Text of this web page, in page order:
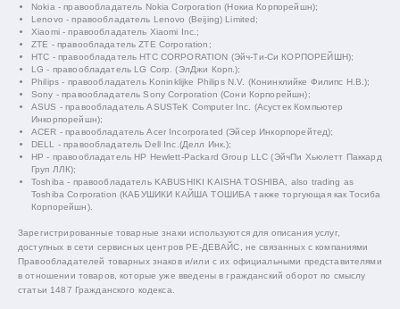
Nokia - правообладатель Nokia Corporation (Нокиа Корпорейшн);
Lenovo - правообладатель Lenovo (Beijing) Limited;
Xiaomi - правообладатель Xiaomi Inc.;
ZTE - правообладатель ZTE Corporation;
HTC - правообладатель HTC CORPORATION (Эйч-Ти-Си КОРПОРЕЙШН);
LG - правообладатель LG Corp. (ЭлДжи Корп.);
Philips - правообладатель Koninklijke Philips N.V. (Конинклийке Филипс Н.В.);
Sony - правообладатель Sony Corporation (Сони Корпорейшн);
ASUS - правообладатель ASUSTeK Computer Inc. (Асустек Компьютер
Инкорпорейшн);
ACER - правообладатель Acer Incorporated (Эйсер Инкорпорейтед);
DELL - правообладатель Dell Inc.(Делл Инк.);
HP - правообладатель HP Hewlett-Packard Group LLC (ЭйчПи Хьюлетт Паккард
Груп ЛЛК);
Toshiba - правообладатель KABUSHIKI KAISHA TOSHIBA, also trading as
Toshiba Corporation (КАБУШИКИ КАЙША ТОШИБА также торгующая как Тосиба
Корпорейшн).
Зарегистрированные товарные знаки используются для описания услуг,
доступных в сети сервисных центров РЕ-ДЕВАЙС, не связанных с компаниями
Правообладателей товарных знаков и/или с их официальными представителями
в отношении товаров, которые уже введены в гражданский оборот по смыслу
статьи 1487 Гражданского кодекса.